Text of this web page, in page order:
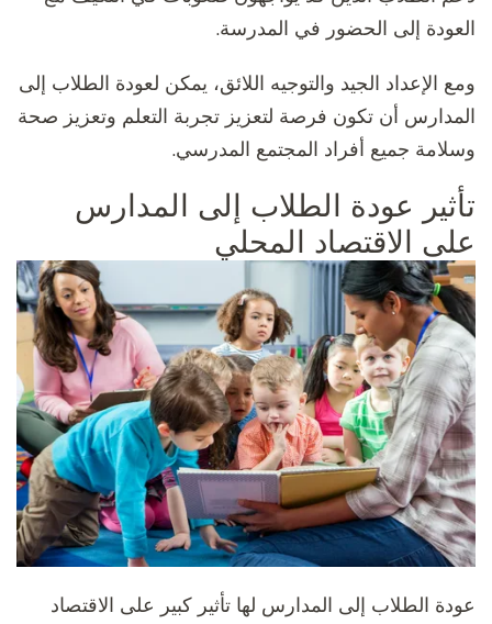
العودة إلى الحضور في المدرسة.
ومع الإعداد الجيد والتوجيه اللائق، يمكن لعودة الطلاب إلى
المدارس أن تكون فرصة لتعزيز تجربة التعلم وتعزيز صحة
وسلامة جميع أفراد المجتمع المدرسي.
تأثير عودة الطلاب إلى المدارس
على الاقتصاد المحلي
عودة الطلاب إلى المدارس لها تأثير كبير على الاقتصاد